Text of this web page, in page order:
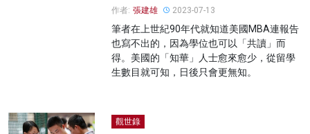
作者: 張建雄 2023-07-13
筆者在上世紀90年代就知道美國MBA連報告
也寫不出的，因為學位也可以「共讀」而
得。美國的「知華」人士愈來愈少，從留學
生數目就可知，日後只會更無知。
觀世錄